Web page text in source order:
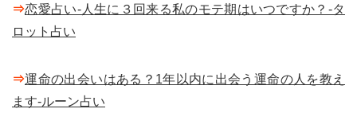
⇒恋愛占い-人生に３回来る私のモテ期はいつですか？-タ
ロット占い
⇒運命の出会いはある？1年以内に出会う運命の人を教え
ます-ルーン占い